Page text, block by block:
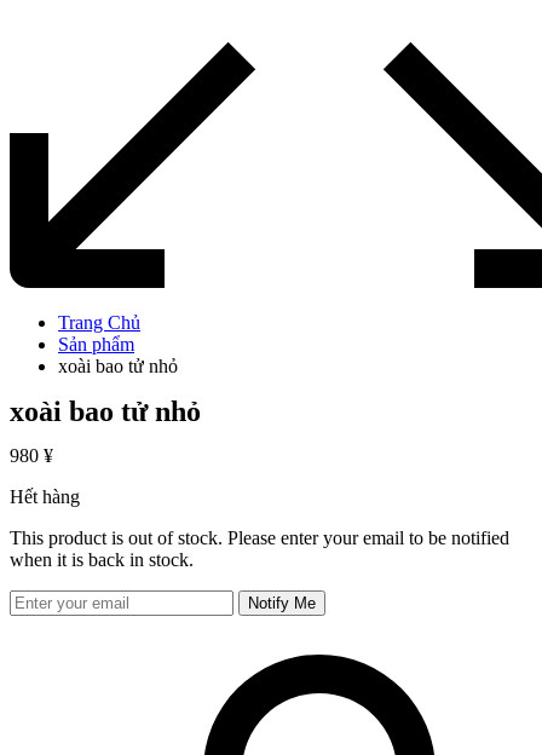
Trang Chủ
Sản phẩm
xoài bao tử nhỏ
xoài bao tử nhỏ
980 ¥
Hết hàng
This product is out of stock. Please enter your email to be notified
when it is back in stock.
Notify Me